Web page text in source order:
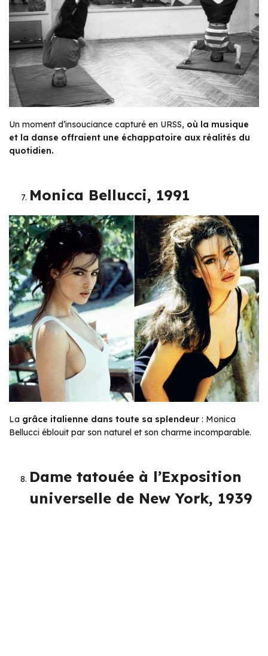
Un moment d’insouciance capturé en URSS, où la musique
et la danse offraient une échappatoire aux réalités du
quotidien.
Monica Bellucci, 1991
La grâce italienne dans toute sa splendeur : Monica
Bellucci éblouit par son naturel et son charme incomparable.
Dame tatouée à l’Exposition
universelle de New York, 1939